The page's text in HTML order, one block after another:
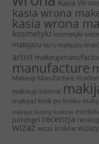
Kasia
kasia wrona
kasia wrona
kosmetyki kosmetyki
makijażu kurs makijażu
artist
manufacture
Makeup Manufacture
makeup tutorial
makijaż krok po kroku
makijaż ślubny kraków
polishgirl recenzja
wizaż wizaż kraków